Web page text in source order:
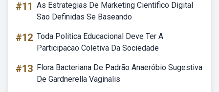
#11 As Estrategias De Marketing Cientifico Digital
Sao Definidas Se Baseando
#12 Toda Politica Educacional Deve Ter A
Participacao Coletiva Da Sociedade
#13 Flora Bacteriana De Padrão Anaeróbio Sugestiva
De Gardnerella Vaginalis